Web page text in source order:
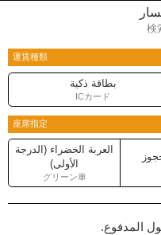
検
運賃種類
بطاقة ذكية
ICカード
座席指定
العربة الخضراء (الدرجة
الأولى)
グリーン車
المدفوع.